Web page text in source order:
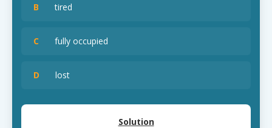
B tired
C fully occupied
D lost
Solution